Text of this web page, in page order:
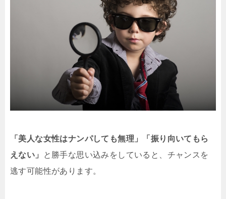
「美人な女性はナンパしても無理」「振り向いてもら
えない」
と勝手な思い込みをしていると、チャンスを
逃す可能性があります。